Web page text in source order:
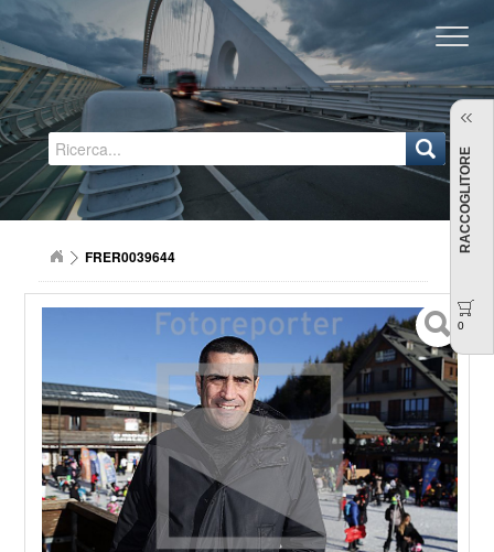
Regione Emilia-Romagna
FRER0039644
RACCOGLITORE
0